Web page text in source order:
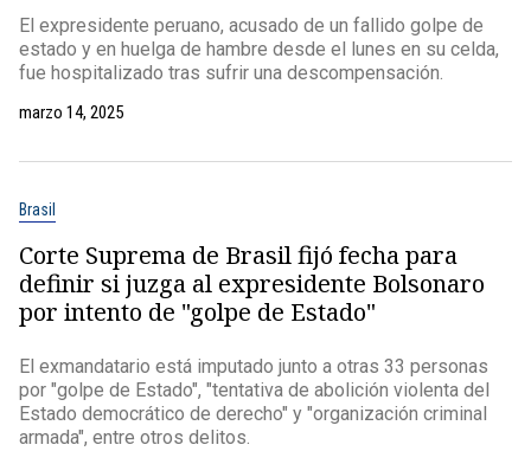
El expresidente peruano, acusado de un fallido golpe de
estado y en huelga de hambre desde el lunes en su celda,
fue hospitalizado tras sufrir una descompensación.
marzo 14, 2025
Brasil
Corte Suprema de Brasil fijó fecha para
definir si juzga al expresidente Bolsonaro
por intento de "golpe de Estado"
El exmandatario está imputado junto a otras 33 personas
por "golpe de Estado", "tentativa de abolición violenta del
Estado democrático de derecho" y "organización criminal
armada", entre otros delitos.